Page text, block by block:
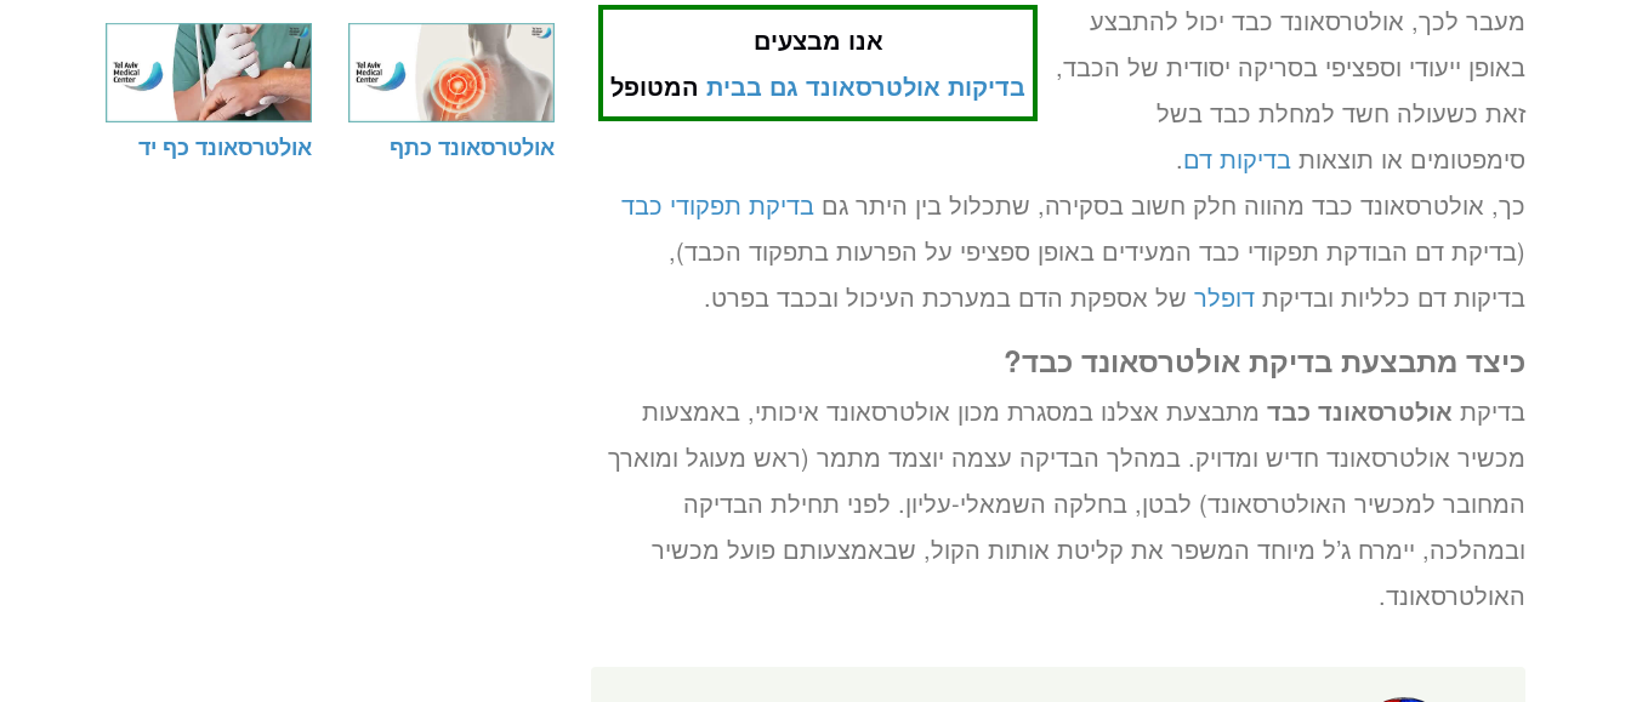
אנו מבצעים
בדיקות אולטרסאונד גם בבית המטופל
מעבר לכך, אולטרסאונד כבד יכול להתבצע
באופן ייעודי וספציפי בסריקה יסודית של הכבד,
זאת כשעולה חשד למחלת כבד בשל
סימפטומים או תוצאות בדיקות דם.
כך, אולטרסאונד כבד מהווה חלק חשוב בסקירה, שתכלול בין היתר גם בדיקת תפקודי כבד
(בדיקת דם הבודקת תפקודי כבד המעידים באופן ספציפי על הפרעות בתפקוד הכבד),
בדיקות דם כלליות ובדיקת דופלר של אספקת הדם במערכת העיכול ובכבד בפרט.
כיצד מתבצעת בדיקת אולטרסאונד כבד?
בדיקת אולטרסאונד כבד מתבצעת אצלנו במסגרת מכון אולטרסאונד איכותי, באמצעות
מכשיר אולטרסאונד חדיש ומדויק. במהלך הבדיקה עצמה יוצמד מתמר (ראש מעוגל ומוארך
המחובר למכשיר האולטרסאונד) לבטן, בחלקה השמאלי-עליון. לפני תחילת הבדיקה
ובמהלכה, יימרח ג’ל מיוחד המשפר את קליטת אותות הקול, שבאמצעותם פועל מכשיר
האולטרסאונד.
אולטרסאונד כתף אולטרסאונד כף יד